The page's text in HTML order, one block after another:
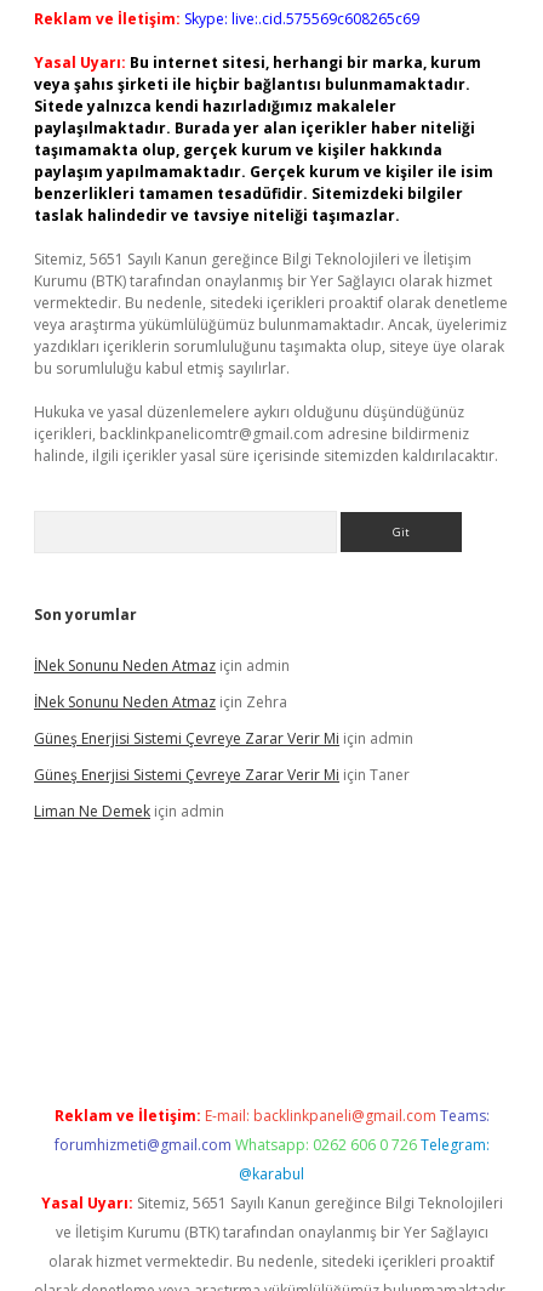
Reklam ve İletişim: Skype: live:.cid.575569c608265c69
Yasal Uyarı: Bu internet sitesi, herhangi bir marka, kurum
veya şahıs şirketi ile hiçbir bağlantısı bulunmamaktadır.
Sitede yalnızca kendi hazırladığımız makaleler
paylaşılmaktadır. Burada yer alan içerikler haber niteliği
taşımamakta olup, gerçek kurum ve kişiler hakkında
paylaşım yapılmamaktadır. Gerçek kurum ve kişiler ile isim
benzerlikleri tamamen tesadüfidir. Sitemizdeki bilgiler
taslak halindedir ve tavsiye niteliği taşımazlar.
Sitemiz, 5651 Sayılı Kanun gereğince Bilgi Teknolojileri ve İletişim
Kurumu (BTK) tarafından onaylanmış bir Yer Sağlayıcı olarak hizmet
vermektedir. Bu nedenle, sitedeki içerikleri proaktif olarak denetleme
veya araştırma yükümlülüğümüz bulunmamaktadır. Ancak, üyelerimiz
yazdıkları içeriklerin sorumluluğunu taşımakta olup, siteye üye olarak
bu sorumluluğu kabul etmiş sayılırlar.
Hukuka ve yasal düzenlemelere aykırı olduğunu düşündüğünüz
içerikleri, backlinkpanelicomtr@gmail.com adresine bildirmeniz
halinde, ilgili içerikler yasal süre içerisinde sitemizden kaldırılacaktır.
Son yorumlar
İNek Sonunu Neden Atmaz için admin
İNek Sonunu Neden Atmaz için Zehra
Güneş Enerjisi Sistemi Çevreye Zarar Verir Mi için admin
Güneş Enerjisi Sistemi Çevreye Zarar Verir Mi için Taner
Liman Ne Demek için admin
Reklam ve İletişim: E-mail: backlinkpaneli@gmail.com Teams:
forumhizmeti@gmail.com Whatsapp: 0262 606 0 726 Telegram:
@karabul
Yasal Uyarı: Sitemiz, 5651 Sayılı Kanun gereğince Bilgi Teknolojileri
ve İletişim Kurumu (BTK) tarafından onaylanmış bir Yer Sağlayıcı
olarak hizmet vermektedir. Bu nedenle, sitedeki içerikleri proaktif